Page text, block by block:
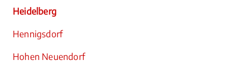
Heidelberg
Hennigsdorf
Hohen Neuendorf